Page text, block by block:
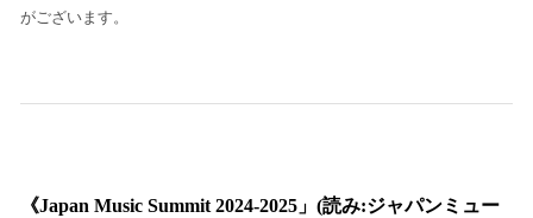
がございます。
《Japan Music Summit 2024-2025」(読み:ジャパンミュー